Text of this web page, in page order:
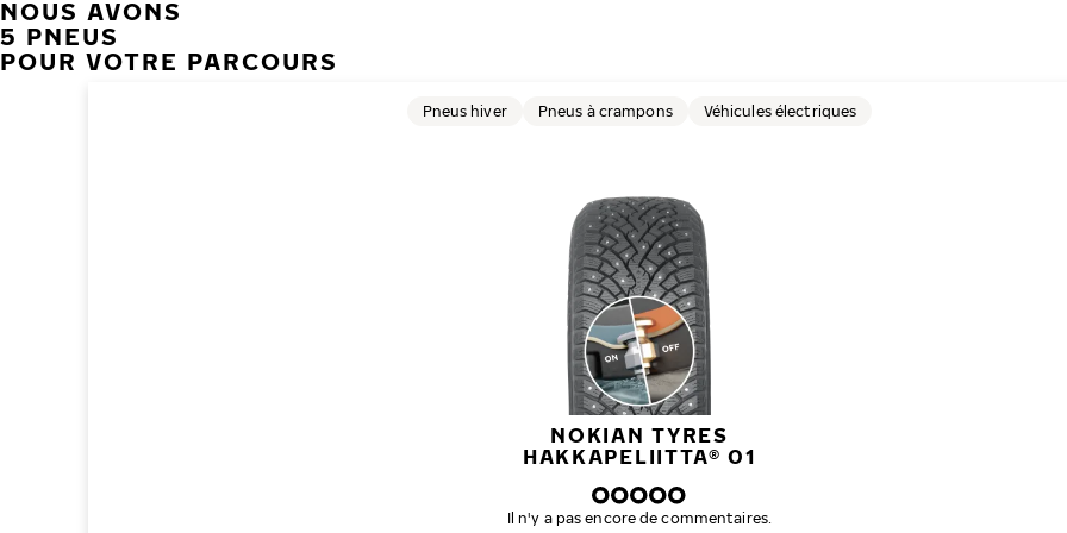
NOUS AVONS
5 PNEUS
POUR VOTRE PARCOURS
NOKIAN TYRES
HAKKAPELIITTA® 01
Pneus hiver Pneus à crampons Véhicules électriques
Il n'y a pas encore de commentaires.